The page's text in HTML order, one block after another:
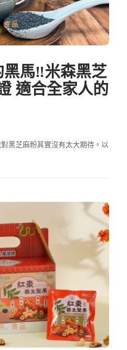
食品
馬‼米森黑芝
適合全家人的
黑芝麻粉其實沒有太大期待。以
, 食品